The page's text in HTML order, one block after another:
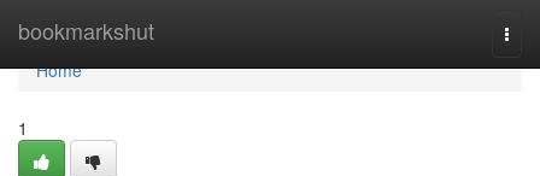
bookmarkshut
Home
Home
1